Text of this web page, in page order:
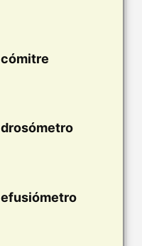
cómitre
drosómetro
efusiómetro